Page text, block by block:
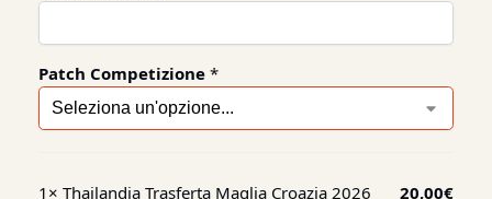
Patch Competizione *
1× Thailandia Trasferta Maglia Croazia 2026
20,00€